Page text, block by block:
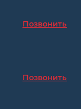
Позвонить
Позвонить